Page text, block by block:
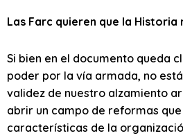
Las Farc quieren que la Historia
Si bien en el documento queda
poder por la vía armada, no
validez de nuestro alzamiento
abrir un campo de reformas
características de la